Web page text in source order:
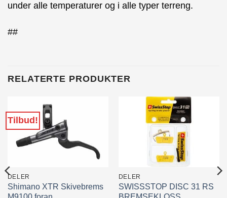
under alle temperaturer og i alle typer terreng.
##
RELATERTE PRODUKTER
Tilbud!
DELER
Shimano XTR Skivebrems
DELER
SWISSSTOP DISC 31 RS